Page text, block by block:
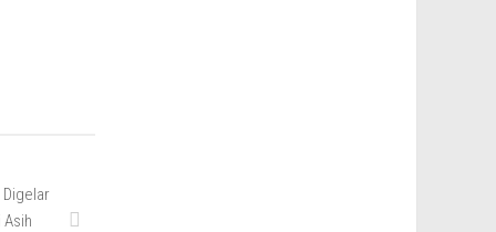
Digelar
Asih